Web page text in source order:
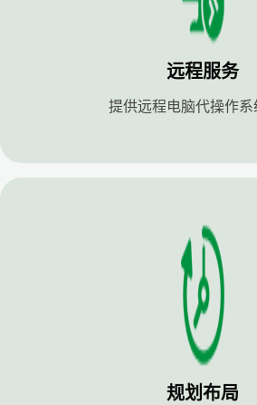
远程服务
提供远程电脑代操作系
规划布局